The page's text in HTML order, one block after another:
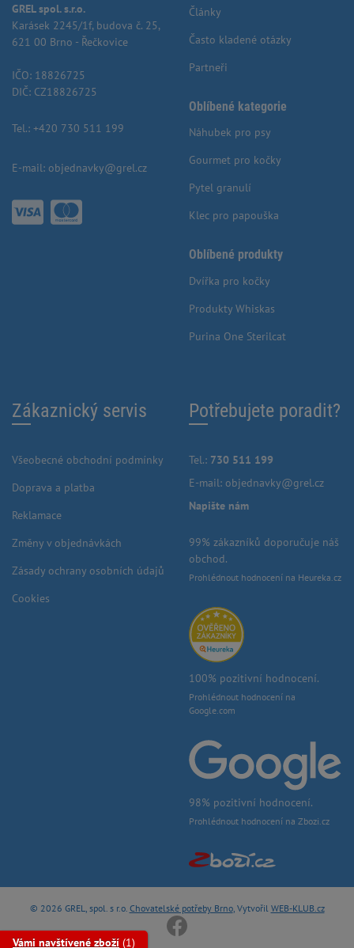
GREL spol. s.r.o.
Karásek 2245/1f, budova č. 25,
621 00 Brno - Řečkovice
IČO: 18826725
DIČ: CZ18826725
Tel.: +420 730 511 199
E-mail: objednavky@grel.cz
Články
Často kladené otázky
Partneři
Oblíbené kategorie
Náhubek pro psy
Gourmet pro kočky
Pytel granulí
Klec pro papouška
Oblíbené produkty
Dvířka pro kočky
Produkty Whiskas
Purina One Sterilcat
Zákaznický servis
Všeobecné obchodní podmínky
Doprava a platba
Reklamace
Změny v objednávkách
Zásady ochrany osobních údajů
Cookies
Potřebujete poradit?
Tel.: 730 511 199
E-mail: objednavky@grel.cz
Napište nám
99% zákazníků doporučuje náš
obchod.
Prohlédnout hodnocení na Heureka.cz
100% pozitivní hodnocení.
Prohlédnout hodnocení na
Google.com
98% pozitivní hodnocení.
Prohlédnout hodnocení na Zbozi.cz
© 2026 GREL, spol. s r.o. Chovatelské potřeby Brno, Vytvořil WEB-KLUB.cz
Vámi navštívené zboží (1)